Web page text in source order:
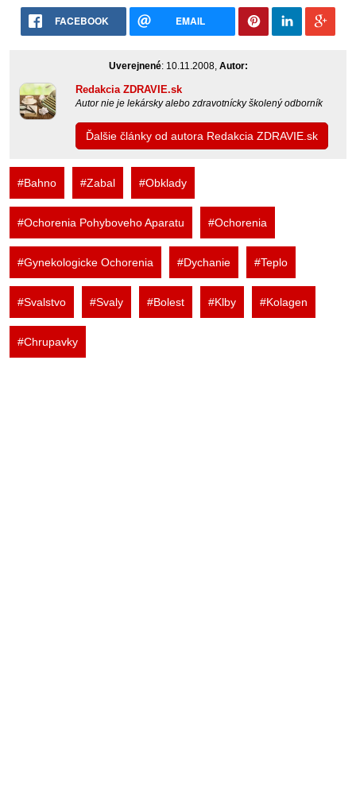
FACEBOOK EMAIL
Uverejnené: 10.11.2008, Autor:
Redakcia ZDRAVIE.sk
Autor nie je lekársky alebo zdravotnícky školený odborník
Ďalšie články od autora Redakcia ZDRAVIE.sk
#Bahno #Zabal #Obklady
#Ochorenia Pohyboveho Aparatu #Ochorenia
#Gynekologicke Ochorenia #Dychanie #Teplo
#Svalstvo #Svaly #Bolest #Klby #Kolagen
#Chrupavky